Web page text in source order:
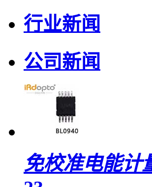
行业新闻
公司新闻
免校准电能计